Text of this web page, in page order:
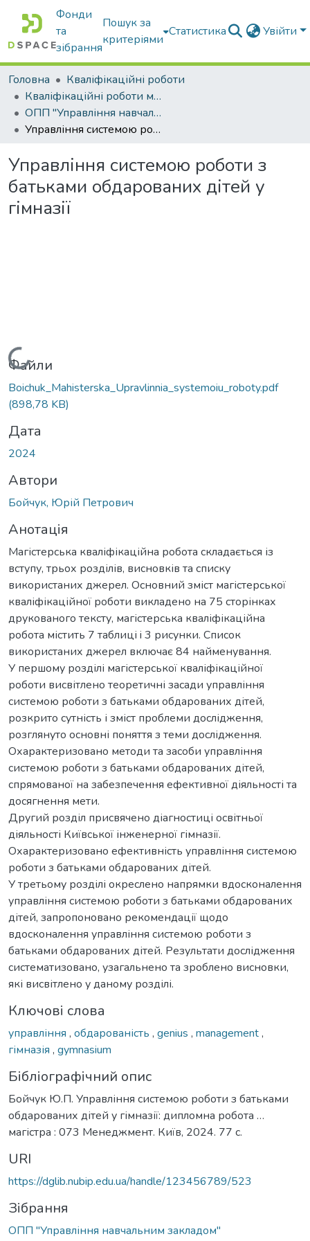
Фонди
та
зібрання
Пошук за
критеріями
Статистика Увійти
Головна
Кваліфікаційні роботи
Кваліфікаційні роботи магістрів
ОПП "Управління навчальним закладом"
Управління системою роботи з батьками обдарованих дітей у гімназії
Управління системою роботи з
батьками обдарованих дітей у
гімназії
Вантажиться...
Файли
Boichuk_Mahisterska_Upravlinnia_systemoiu_roboty.pdf
(898,78 KB)
Дата
2024
Автори
Бойчук, Юрій Петрович
Анотація
Магістерська кваліфікаційна робота складається із
вступу, трьох розділів, висновків та списку
використаних джерел. Основний зміст магістерської
кваліфікаційної роботи викладено на 75 сторінках
друкованого тексту, магістерська кваліфікаційна
робота містить 7 таблиці i 3 рисунки. Список
використаних джерел включає 84 найменування.
У першому розділі магістерської кваліфікаційної
роботи висвітлено теоретичні засади управління
системою роботи з батьками обдарованих дітей,
розкрито сутність і зміст проблеми дослідження,
розглянуто основні поняття з теми дослідження.
Охарактеризовано методи та засоби управління
системою роботи з батьками обдарованих дітей,
спрямованої на забезпечення ефективної діяльності та
досягнення мети.
Другий розділ присвячено діагностиці освітньої
діяльності Київської інженерної гімназії.
Охарактеризовано ефективність управління системою
роботи з батьками обдарованих дітей.
У третьому розділі окреслено напрямки вдосконалення
управління системою роботи з батьками обдарованих
дітей, запропоновано рекомендації щодо
вдосконалення управління системою роботи з
батьками обдарованих дітей. Результати дослідження
систематизовано, узагальнено та зроблено висновки,
які висвітлено у даному розділі.
Ключові слова
управління , обдарованість , genius , management,
гімназія , gymnasium
Бібліографічний опис
Бойчук Ю.П. Управління системою роботи з батьками
обдарованих дітей у гімназії: дипломна робота …
магістра : 073 Менеджмент. Київ, 2024. 77 с.
URI
https://dglib.nubip.edu.ua/handle/123456789/523
Зібрання
ОПП "Управління навчальним закладом"